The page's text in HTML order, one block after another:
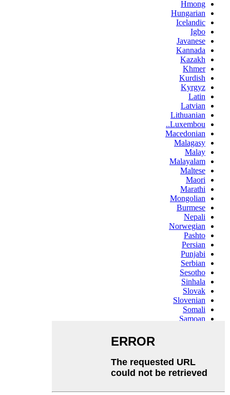
Hmong
Hungarian
Icelandic
Igbo
Javanese
Kannada
Kazakh
Khmer
Kurdish
Kyrgyz
Latin
Latvian
Lithuanian
Luxembou..
Macedonian
Malagasy
Malay
Malayalam
Maltese
Maori
Marathi
Mongolian
Burmese
Nepali
Norwegian
Pashto
Persian
Punjabi
Serbian
Sesotho
Sinhala
Slovak
Slovenian
Somali
Samoan
Swahili
Tajik
Telugu